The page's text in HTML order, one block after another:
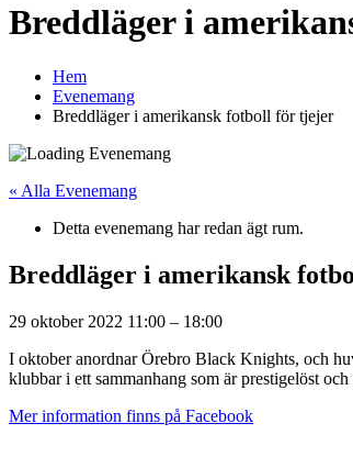
Breddläger i
Hem
Evenemang
Breddläger i amerikansk fotboll för tjejer
« Alla Evenemang
Detta evenemang har redan ägt rum.
Breddläger i amerikansk
29 oktober 2022 11:00 – 18:00
I oktober anordnar Örebro Black Knights, och
klubbar i ett sammanhang som är prestigelöst
Mer information finns på Facebook